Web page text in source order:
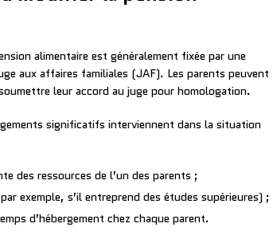
alimentaire est généralement fixée par une
aux affaires familiales (JAF). Les parents peuvent
leur accord au juge pour homologation.
significatifs interviennent dans la situation
des ressources de l’un des parents ;
exemple, s’il entreprend des études supérieures) ;
d’hébergement chez chaque parent.